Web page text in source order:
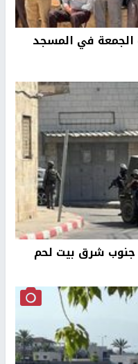
صلاة الجمعة في المسجد
جنوب شرق بيت لحم